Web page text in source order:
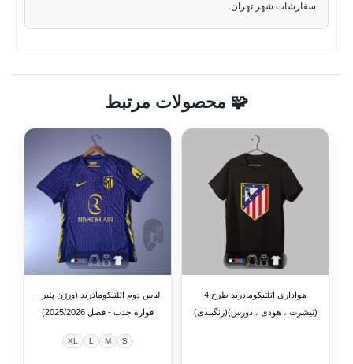
سفارشات شهر تهران.
🧩 محصولات مرتبط
هواداری اتلتیکومادرید طرح 4
(تیشرت ، هودی ، دورس)(رنگبندی)
لباس دوم اتلتیکومادرید (ورژن پلیر -
قواره جذب - فصل 2025/2026)
S
M
L
XL